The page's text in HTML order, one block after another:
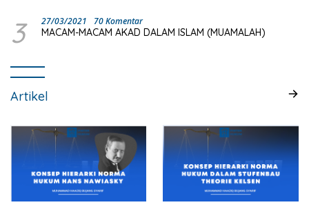
3
27/03/2021 70 Komentar
MACAM-MACAM AKAD DALAM ISLAM (MUAMALAH)
Artikel